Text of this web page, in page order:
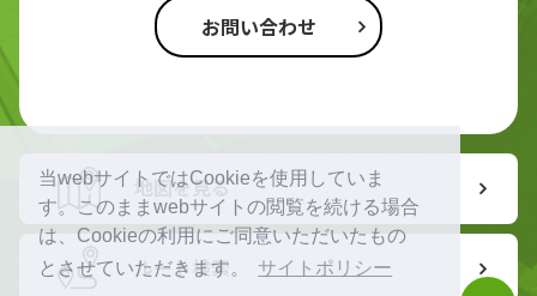
当webサイトではCookieを使用していま
す。このままwebサイトの閲覧を続ける場合
は、Cookieの利用にご同意いただいたもの
とさせていただきます。
サイトポリシー
お問い合わせ
地図を見る
ルート検索